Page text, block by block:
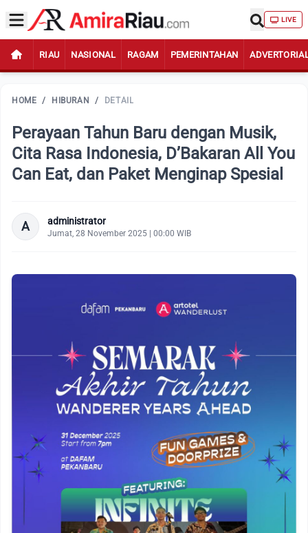
LIVE
RIAU NASIONAL RAGAM PEMERINTAHAN
HOME / HIBURAN / DETAIL
Perayaan Tahun Baru dengan Musik,
Cita Rasa Indonesia, D’Bakaran All You
Can Eat, dan Paket Menginap Spesial
A administrator
Jumat, 28 November 2025 | 00:00 WIB